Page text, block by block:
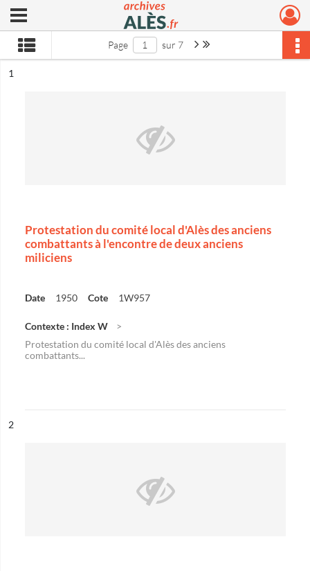
Archives municipales d'Alès
Ouvrir le menu déroulant
Page sur 7 Page suivante : 1/7
n°
1
Protestation du comité local d'Alès des anciens
combattants à l'encontre de deux anciens
miliciens
Date 1950 Cote 1W957
Contexte : Index W
Protestation du comité local d'Alès des anciens
combattants...
n°
2